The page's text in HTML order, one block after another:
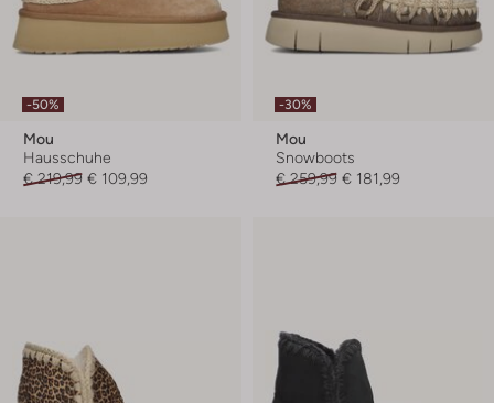
-50%
Mou
Hausschuhe
€ 219,99 € 109,99
-30%
Mou
Snowboots
€ 259,99 € 181,99